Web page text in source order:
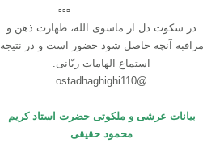
▫️▫️▫️
در سكوت دل از ماسوی الله، طهارت ذهن و
مراقبه آنچه حاصل شود حضور است و در نتیجه
استماع الهامات ربّانی.
@ostadhaghighi110
بیانات عرشی و ملکوتی حضرت استاد کریم
محمود حقیقی